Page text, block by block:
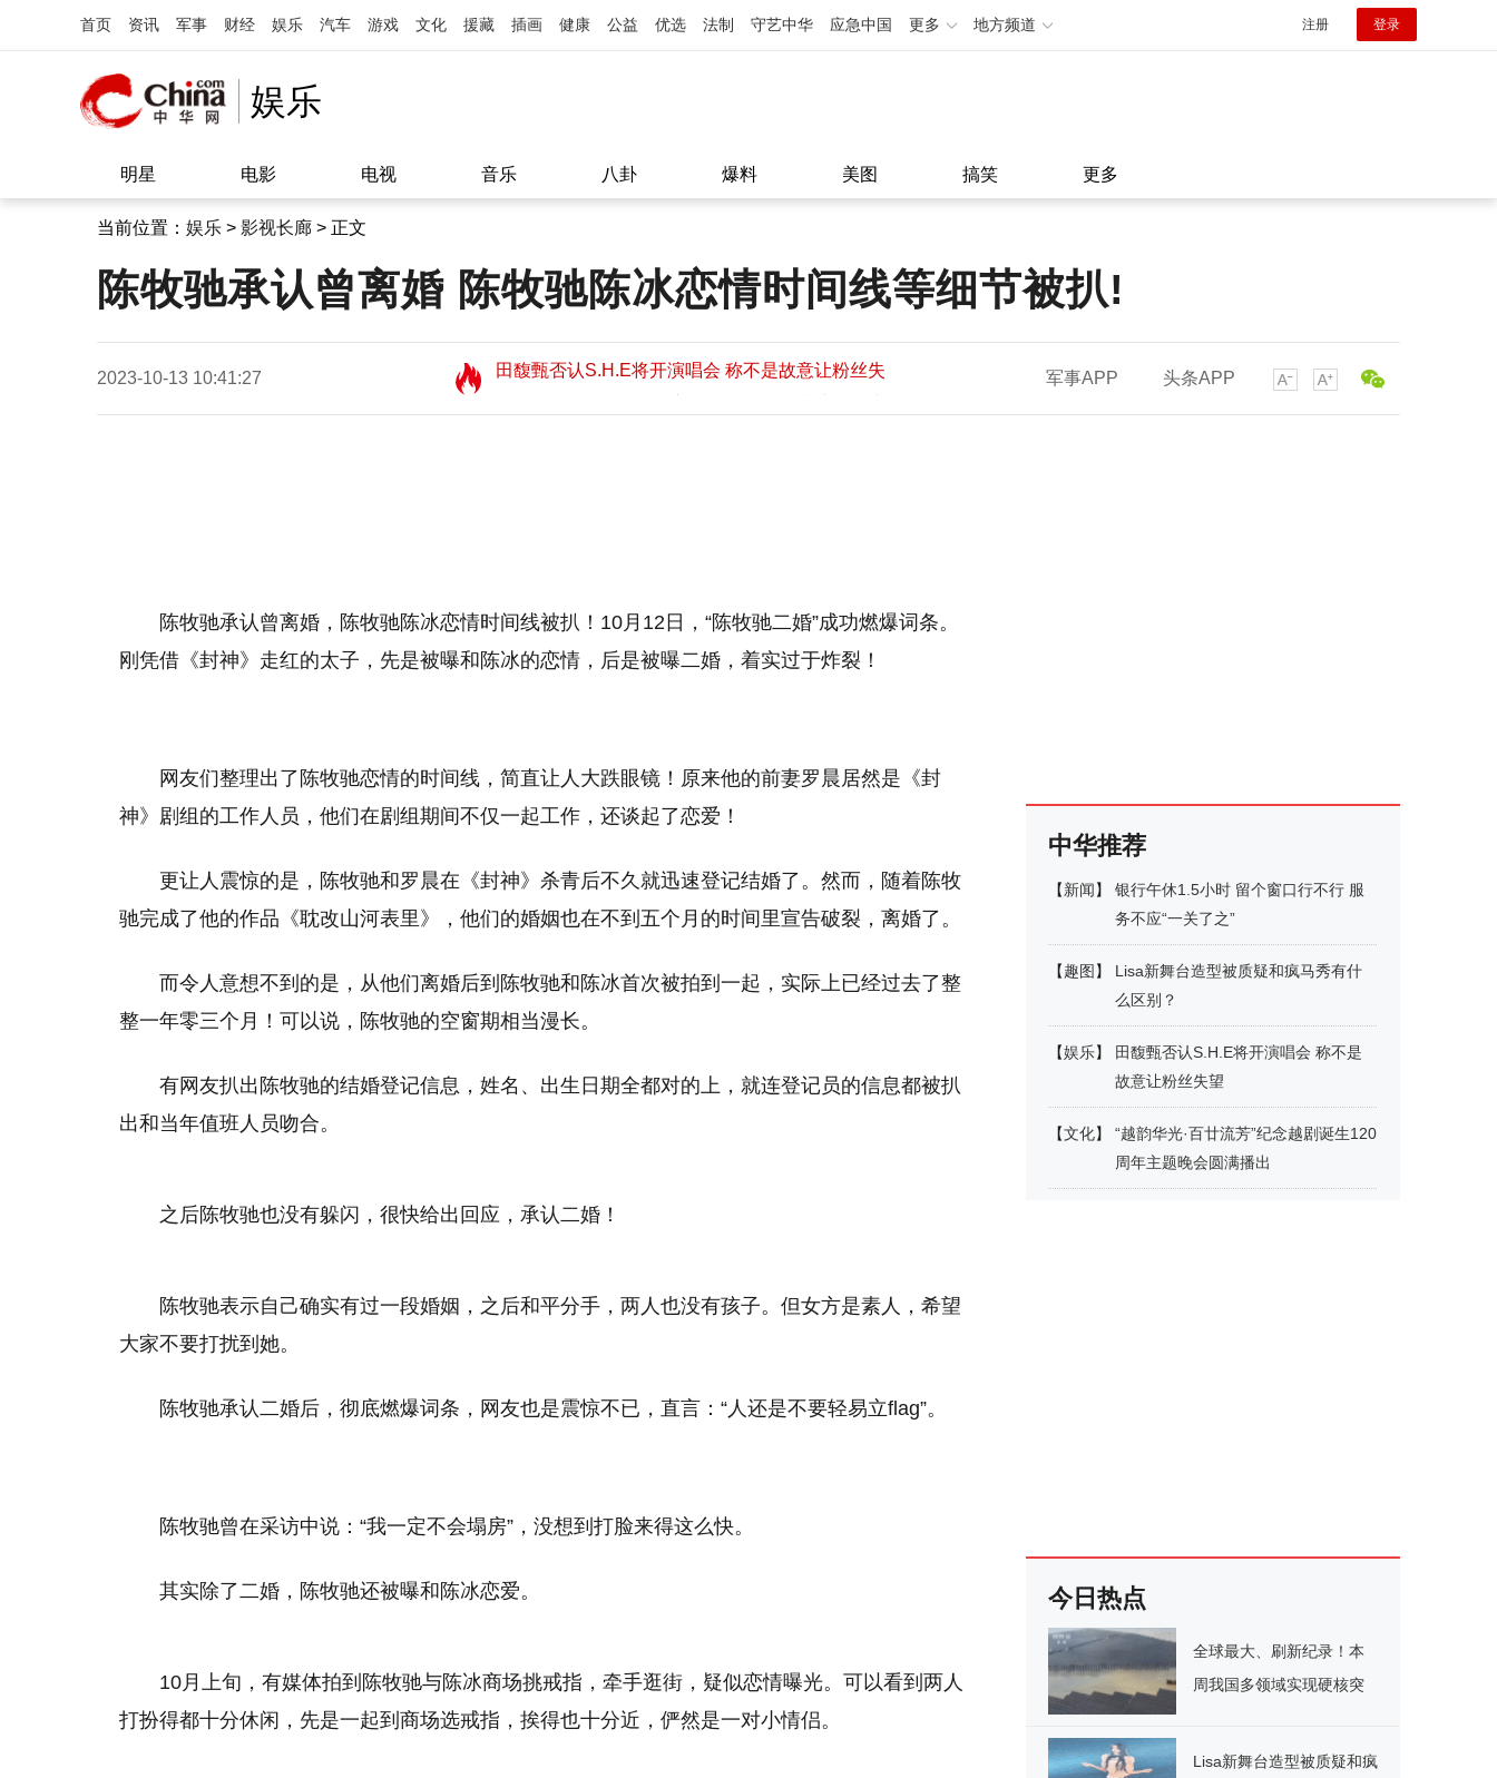
首页 资讯 军事 财经 娱乐 汽车 游戏 文化 援藏 插画 健康 公益 优选 法制 守艺中华 应急中国 更多 地方频道 注册 登录
娱乐
明星 电影 电视 音乐 八卦 爆料 美图 搞笑 更多
当前位置： 娱乐 > 影视长廊 > 正文
陈牧驰承认曾离婚 陈牧驰陈冰恋情时间线等细节被扒!
2023-10-13 10:41:27
田馥甄否认S.H.E将开演唱会 称不是故意让粉丝失
望11:08
田馥甄否认S.H.E将开演唱会 称不是故意让粉丝失
军事APP 头条APP
陈牧驰承认曾离婚，陈牧驰陈冰恋情时间线被扒！10月12日，“陈牧驰二婚”成功燃爆词条。
刚凭借《封神》走红的太子，先是被曝和陈冰的恋情，后是被曝二婚，着实过于炸裂！
网友们整理出了陈牧驰恋情的时间线，简直让人大跌眼镜！原来他的前妻罗晨居然是《封
神》剧组的工作人员，他们在剧组期间不仅一起工作，还谈起了恋爱！
更让人震惊的是，陈牧驰和罗晨在《封神》杀青后不久就迅速登记结婚了。然而，随着陈牧
驰完成了他的作品《耽改山河表里》，他们的婚姻也在不到五个月的时间里宣告破裂，离婚了。
而令人意想不到的是，从他们离婚后到陈牧驰和陈冰首次被拍到一起，实际上已经过去了整
整一年零三个月！可以说，陈牧驰的空窗期相当漫长。
有网友扒出陈牧驰的结婚登记信息，姓名、出生日期全都对的上，就连登记员的信息都被扒
出和当年值班人员吻合。
之后陈牧驰也没有躲闪，很快给出回应，承认二婚！
陈牧驰表示自己确实有过一段婚姻，之后和平分手，两人也没有孩子。但女方是素人，希望
大家不要打扰到她。
陈牧驰承认二婚后，彻底燃爆词条，网友也是震惊不已，直言：“人还是不要轻易立flag”。
陈牧驰曾在采访中说：“我一定不会塌房”，没想到打脸来得这么快。
其实除了二婚，陈牧驰还被曝和陈冰恋爱。
10月上旬，有媒体拍到陈牧驰与陈冰商场挑戒指，牵手逛街，疑似恋情曝光。可以看到两人
打扮得都十分休闲，先是一起到商场选戒指，挨得也十分近，俨然是一对小情侣。
中华推荐
【新闻】
银行午休1.5小时 留个窗口行不行 服
务不应“一关了之”
【趣图 】
Lisa新舞台造型被质疑和疯马秀有什
么区别？
【娱乐】
田馥甄否认S.H.E将开演唱会 称不是
故意让粉丝失望
【文化】
“越韵华光·百廿流芳”纪念越剧诞生120
周年主题晚会圆满播出
今日热点
全球最大、刷新纪录！本
周我国多领域实现硬核突
Lisa新舞台造型被质疑和疯